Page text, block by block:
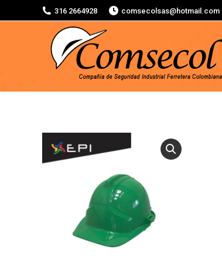
316 2664928 comsecolsas@hotmail.com